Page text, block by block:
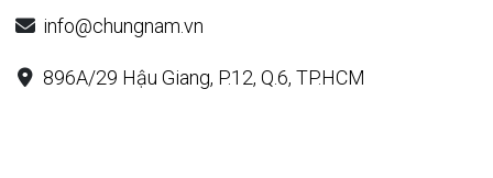
info@chungnam.vn
896A/29 Hậu Giang, P.12, Q.6, TP.HCM